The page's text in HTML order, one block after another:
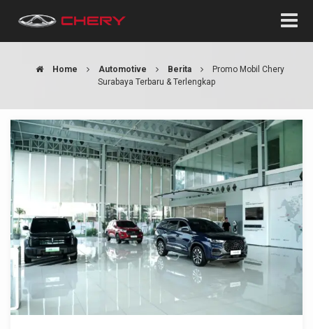
Home Automotive Berita
Promo Mobil Chery
Surabaya Terbaru & Terlengkap